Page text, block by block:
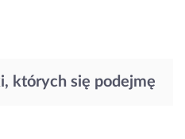
których się podejmę